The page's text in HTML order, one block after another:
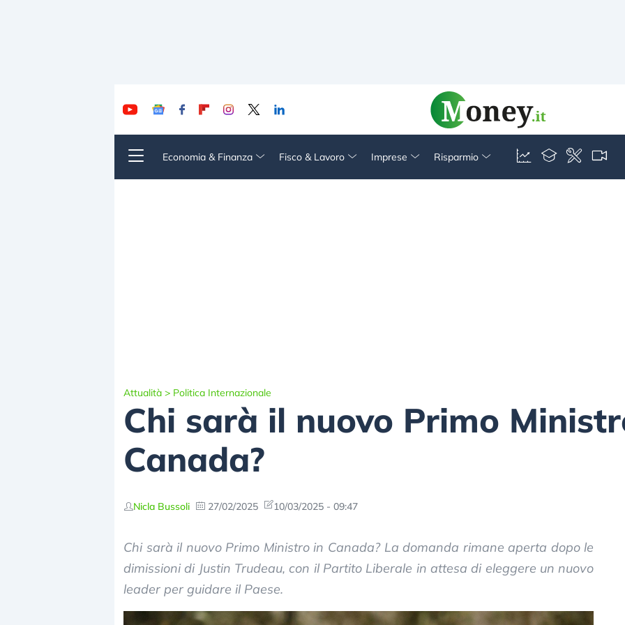
Economia & Finanza Fisco & Lavoro Imprese Risparmio
Attualità > Politica Internazionale
Chi sarà il nuovo Primo
Canada?
Nicla Bussoli 27/02/2025 10/03/2025 - 09:47
Chi sarà il nuovo Primo Ministro in Canada? La domanda rimane aperta dopo le
dimissioni di Justin Trudeau, con il Partito Liberale in attesa di eleggere un nuovo
leader per guidare il Paese.